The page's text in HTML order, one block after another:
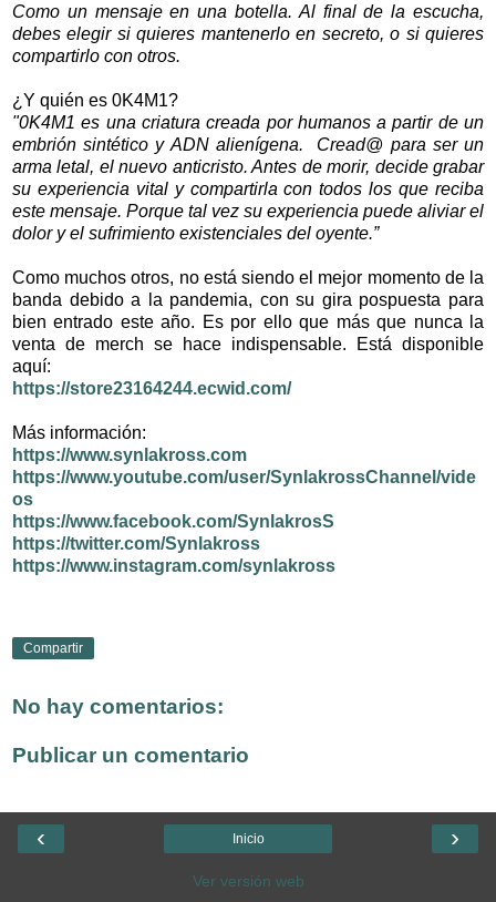
Como un mensaje en una botella. Al final de la escucha,
debes elegir si quieres mantenerlo en secreto, o si quieres
compartirlo con otros.
¿Y quién es 0K4M1?
"0K4M1 es una criatura creada por humanos a partir de un
embrión sintético y ADN alienígena. Cread@ para ser un
arma letal, el nuevo anticristo. Antes de morir, decide grabar
su experiencia vital y compartirla con todos los que reciba
este mensaje. Porque tal vez su experiencia puede aliviar el
dolor y el sufrimiento existenciales del oyente.”
Como muchos otros, no está siendo el mejor momento de la
banda debido a la pandemia, con su gira pospuesta para
bien entrado este año. Es por ello que más que nunca la
venta de merch se hace indispensable. Está disponible
aquí:
https://store23164244.ecwid.com/
Más información:
https://www.synlakross.com
https://www.youtube.com/user/SynlakrossChannel/vide
os
https://www.facebook.com/SynlakrosS
https://twitter.com/Synlakross
https://www.instagram.com/synlakross
Compartir
No hay comentarios:
Publicar un comentario
‹ ›
Inicio
Ver versión web